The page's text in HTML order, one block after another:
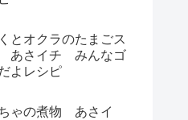
とオクラのたまごス
あさイチ みんなゴ
よレシピ
ゃの煮物 あさイ